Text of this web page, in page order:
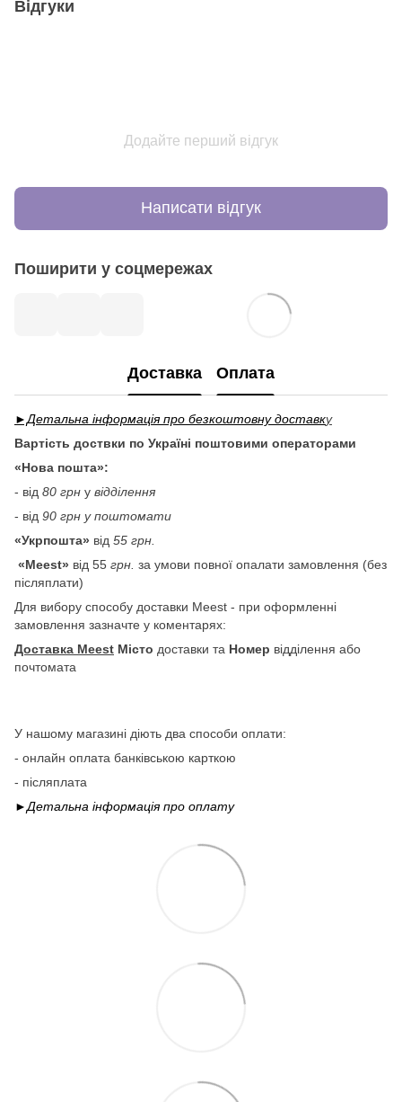
Відгуки
Додайте перший відгук
Написати відгук
Поширити у соцмережах
Доставка Оплата
►Детальна інформація про безкоштовну доставку
Вартість доствки по Україні поштовими операторами
«Нова пошта»:
- від 80 грн у відділення
- від 90 грн у поштомати
«Укрпошта» від 55 грн.
«Meest» від 55 грн. за умови повної опалати замовлення (без
післяплати)
Для вибору способу доставки Meest - при оформленні
замовлення зазначте у коментарях:
Доставка Meest Місто доставки та Номер відділення або
почтомата
У нашому магазині діють два способи оплати:
- онлайн оплата банківською карткою
- післяплата
►Детальна інформація про оплату